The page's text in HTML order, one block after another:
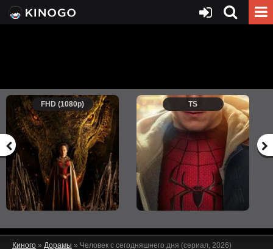
FHD (1080p) TS
Киного » Дорамы » Человек с сегодняшнего дня (сериал, 2026)